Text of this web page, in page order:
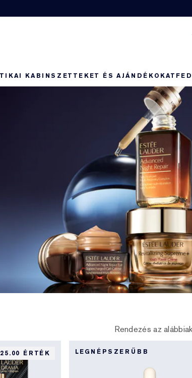
KABINSZETTEKET ÉS AJÁNDÉKOKAT
Rendezés az
ÉRTÉK LEGNÉPSZERŰBB